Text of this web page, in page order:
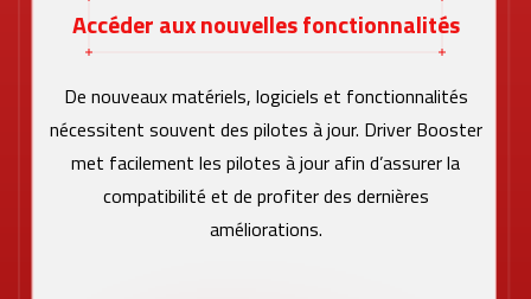
Accéder aux nouvelles fonctionnalités
De nouveaux matériels, logiciels et fonctionnalités
nécessitent souvent des pilotes à jour. Driver Booster
met facilement les pilotes à jour afin d’assurer la
compatibilité et de profiter des dernières
améliorations.